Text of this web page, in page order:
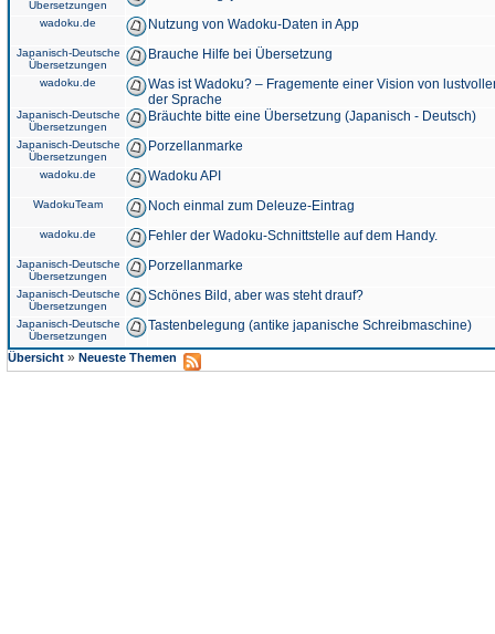
Übersetzungen
wadoku.de Nutzung von Wadoku-Daten in App
Japanisch-Deutsche
Übersetzungen
Brauche Hilfe bei Übersetzung
wadoku.de
Was ist Wadoku? – Fragemente einer Vision von
der Sprache
Japanisch-Deutsche
Übersetzungen
Bräuchte bitte eine Übersetzung (Japanisch - Deutsch)
Japanisch-Deutsche
Übersetzungen
Porzellanmarke
wadoku.de Wadoku API
WadokuTeam Noch einmal zum Deleuze-Eintrag
wadoku.de Fehler der Wadoku-Schnittstelle auf dem Handy.
Japanisch-Deutsche
Übersetzungen
Porzellanmarke
Japanisch-Deutsche
Übersetzungen
Schönes Bild, aber was steht drauf?
Japanisch-Deutsche
Übersetzungen
Tastenbelegung (antike japanische Schreibmaschine)
Übersicht » Neueste Themen